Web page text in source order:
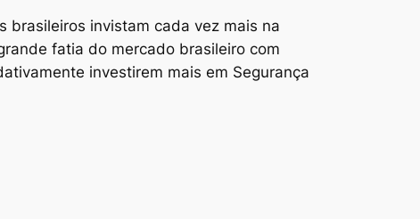
brasileiros invistam cada vez mais na
fatia do mercado brasileiro com
investirem mais em Segurança